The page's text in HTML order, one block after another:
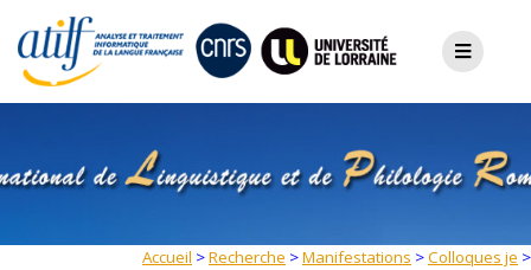
content
Accueil >Recherche >Manifestations >Colloques je >